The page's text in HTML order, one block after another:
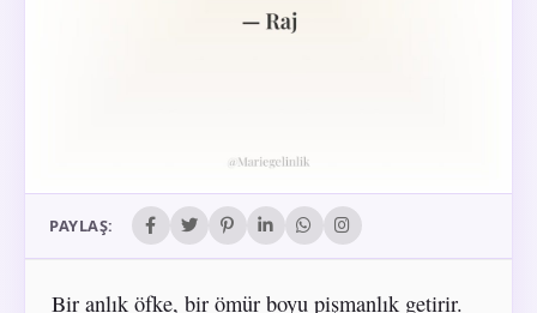
PAYLAŞ:
Bir anlık öfke, bir ömür boyu pişmanlık getirir.